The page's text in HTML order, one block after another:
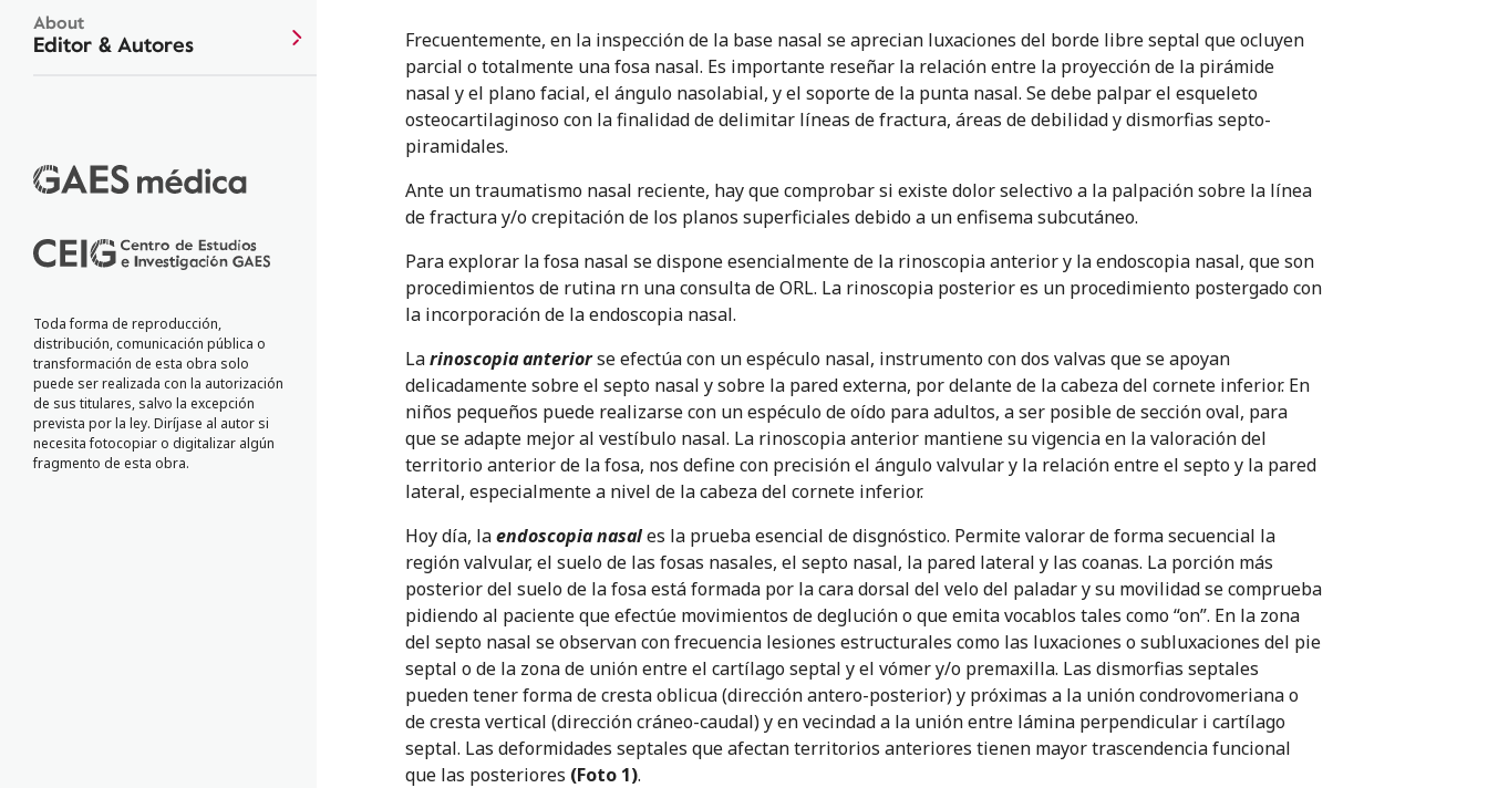
About
Editor & Autores
Toda forma de reproducción,
distribución, comunicación pública o
transformación de esta obra solo
puede ser realizada con la autorización
de sus titulares, salvo la excepción
prevista por la ley. Diríjase al autor si
necesita fotocopiar o digitalizar algún
fragmento de esta obra.
Frecuentemente, en la inspección de la base nasal se aprecian luxaciones del borde libre septal que ocluyen
parcial o totalmente una fosa nasal. Es importante reseñar la relación entre la proyección de la pirámide
nasal y el plano facial, el ángulo nasolabial, y el soporte de la punta nasal. Se debe palpar el esqueleto
osteocartilaginoso con la finalidad de delimitar líneas de fractura, áreas de debilidad y dismorfias septo-
piramidales.
Ante un traumatismo nasal reciente, hay que comprobar si existe dolor selectivo a la palpación sobre la línea
de fractura y/o crepitación de los planos superficiales debido a un enfisema subcutáneo.
Para explorar la fosa nasal se dispone esencialmente de la rinoscopia anterior y la endoscopia nasal, que son
procedimientos de rutina rn una consulta de ORL. La rinoscopia posterior es un procedimiento postergado con
la incorporación de la endoscopia nasal.
Larinoscopia anteriorse efectúa con un espéculo nasal, instrumento con dos valvas que se apoyan
delicadamente sobre el septo nasal y sobre la pared externa, por delante de la cabeza del cornete inferior. En
niños pequeños puede realizarse con un espéculo de oído para adultos, a ser posible de sección oval, para
que se adapte mejor al vestíbulo nasal. La rinoscopia anterior mantiene su vigencia en la valoración del
territorio anterior de la fosa, nos define con precisión el ángulo valvular y la relación entre el septo y la pared
lateral, especialmente a nivel de la cabeza del cornete inferior.
Hoy día, laendoscopia nasales la prueba esencial de disgnóstico. Permite valorar de forma secuencial la
región valvular, el suelo de las fosas nasales, el septo nasal, la pared lateral y las coanas. La porción más
posterior del suelo de la fosa está formada por la cara dorsal del velo del paladar y su movilidad se comprueba
pidiendo al paciente que efectúe movimientos de deglución o que emita vocablos tales como “on”. En la zona
del septo nasal se observan con frecuencia lesiones estructurales como las luxaciones o subluxaciones del pie
septal o de la zona de unión entre el cartílago septal y el vómer y/o premaxilla. Las dismorfias septales
pueden tener forma de cresta oblicua (dirección antero-posterior) y próximas a la unión condrovomeriana o
de cresta vertical (dirección cráneo-caudal) y en vecindad a la unión entre lámina perpendicular i cartílago
septal. Las deformidades septales que afectan territorios anteriores tienen mayor trascendencia funcional
que las posteriores (Foto 1).